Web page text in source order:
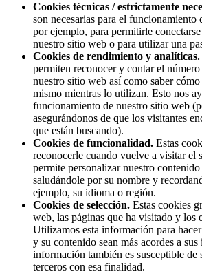
Cookies técnicas / estrictamente
son necesarias para el funcionamiento
por ejemplo, para permitirle conectarse
nuestro sitio web o para utilizar una
Cookies de rendimiento y analíticas.
permiten reconocer y contar el número
nuestro sitio web así como saber
mismo mientras lo utilizan. Esto nos
funcionamiento de nuestro sitio web
asegurándonos de que los visitantes
que están buscando).
Cookies de funcionalidad. Estas
reconocerle cuando vuelve a visitar el
permite personalizar nuestro contenido
saludándole por su nombre y
ejemplo, su idioma o región.
Cookies de selección. Estas cookies
web, las páginas que ha visitado y los
Utilizamos esta información para
y su contenido sean más acordes a sus
información también es susceptible de
terceros con esa finalidad.